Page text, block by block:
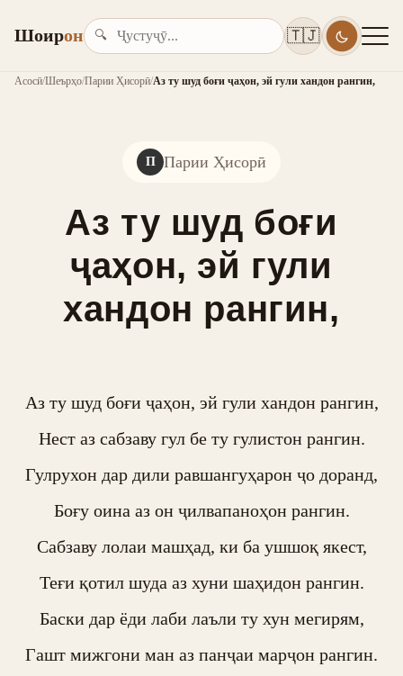
Шоирон 🔍 🇹🇯
Асосӣ/Шеърҳо/Парии Ҳисорӣ/Аз ту шуд боғи ҷаҳон, эй гули хандон рангин,
П Парии Ҳисорӣ
Аз ту шуд боғи
ҷаҳон, эй гули
хандон рангин,
Аз ту шуд боғи ҷаҳон, эй гули хандон рангин,
Нест аз сабзаву гул бе ту гулистон рангин.
Гулрухон дар дили равшангуҳарон ҷо доранд,
Боғу оина аз он ҷилвапаноҳон рангин.
Сабзаву лолаи машҳад, ки ба ушшоқ якест,
Теғи қотил шуда аз хуни шаҳидон рангин.
Баски дар ёди лаби лаъли ту хун мегирям,
Гашт мижгони ман аз панҷаи марҷон рангин.